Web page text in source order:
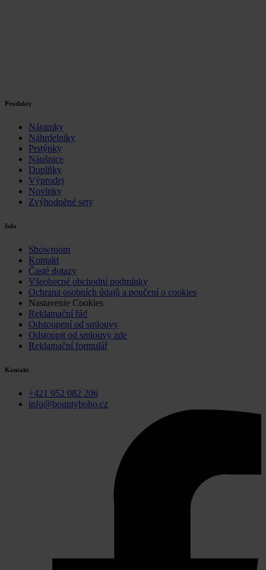
Produkty
Náramky
Náhrdelníky
Prstýnky
Náušnice
Doplňky
Výprodej
Novinky
Zvýhodněné sety
Info
Showroom
Kontakt
Časté dotazy
Všeobecné obchodní podmínky
Ochrana osobních údajů a poučení o cookies
Nastavenie Cookies
Reklamační řád
Odstoupení od smlouvy
Odstoupit od smlouvy zde
Reklamační formulář
Kontakt
+421 952 082 206
info@bountyboho.cz